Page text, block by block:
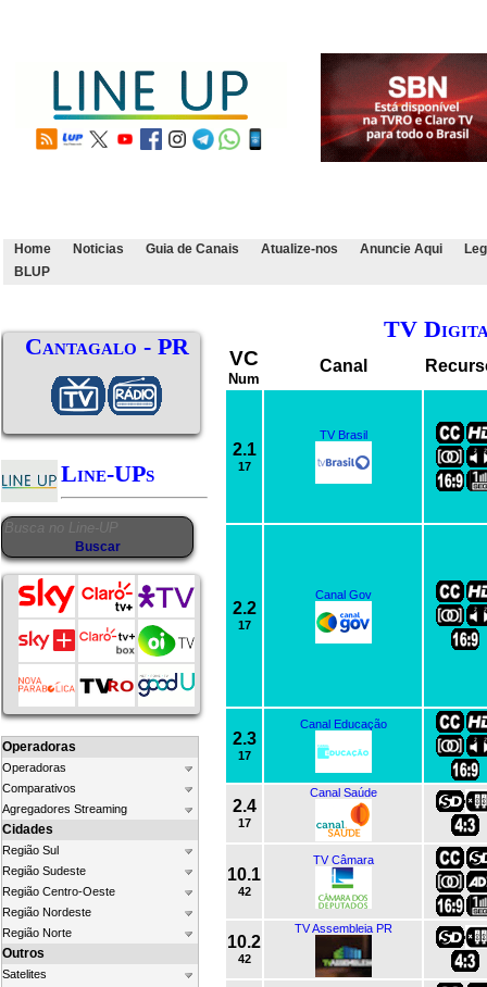
Home Noticias Guia de Canais Atualize-nos Anuncie Aqui
BLUP
Cantagalo - PR
Line-UPs
Operadoras
Operadoras
Comparativos
Agregadores Streaming
Cidades
Região Sul
Região Sudeste
Região Centro-Oeste
Região Nordeste
Região Norte
Outros
Satelites
TV
VC
Num
Canal
2.1
17
TV Brasil
2.2
17
Canal Gov
2.3
17
Canal Educação
2.4
17
Canal Saúde
10.1
42
TV Câmara
10.2
42
TV Assembleia PR